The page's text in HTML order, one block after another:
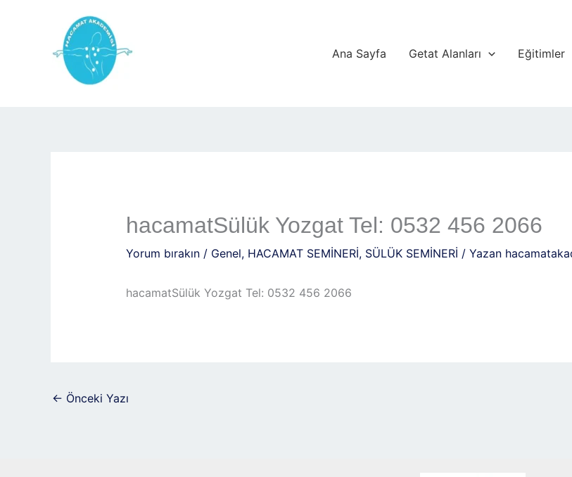
Ana Sayfa
Getat Alanları Eğitimler
hacamatSülük Yozgat Tel: 0532 456 2066
Yorum bırakın / Genel, HACAMAT SEMİNERİ, SÜLÜK SEMİNERİ / Yazan
hacamatSülük Yozgat Tel: 0532 456 2066
← Önceki Yazı